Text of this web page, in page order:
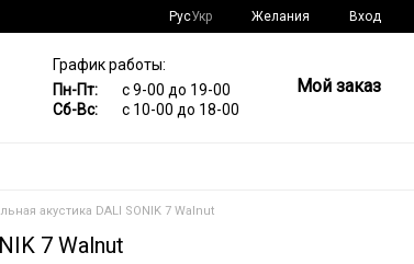
РусУкр Желания Вход
График работы:
Пн-Пт:
с 9-00 до 19-00
Сб-Вс:
с 10-00 до 18-00
Мой заказ
акустика DALI SONIK 7 Walnut
7 Walnut